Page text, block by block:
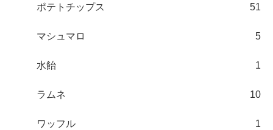
ポテトチップス 51
マシュマロ 5
水飴 1
ラムネ 10
ワッフル 1